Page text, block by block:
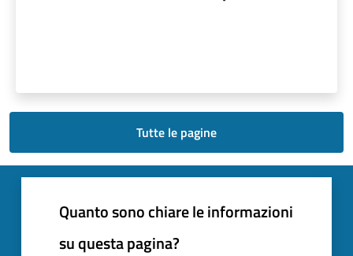
Tutte le pagine
Quanto sono chiare le informazioni
su questa pagina?